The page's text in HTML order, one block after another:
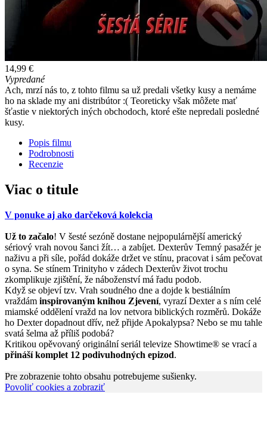
14,99 €
Vypredané
Ach, mrzí nás to, z tohto filmu sa už predali všetky kusy a nemáme
ho na sklade my ani distribútor :( Teoreticky však môžete mať
šťastie v niektorých iných obchodoch, ktoré ešte nepredali posledné
kusy.
Popis filmu
Podrobnosti
Recenzie
Viac o titule
V ponuke aj ako darčeková kolekcia
Už to začalo! V šesté sezóně dostane nejpopulárnější americký
sériový vrah novou šanci žít… a zabíjet. Dexterův Temný pasažér je
naživu a při síle, pořád dokáže držet ve stínu, pracovat i sám pečovat
o syna. Se stínem Trinityho v zádech Dexterův život trochu
zkomplikuje zjištění, že náboženství má řadu podob.
Když se objeví tzv. Vrah soudného dne a dojde k bestiálním
vraždám inspirovaným knihou Zjevení, vyrazí Dexter a s ním celé
miamské oddělení vražd na lov netvora biblických rozměrů. Dokáže
ho Dexter dopadnout dřív, než přijde Apokalypsa? Nebo se mu tahle
svatá šelma až příliš podobá?
Kritikou opěvovaný originální seriál televize Showtime® se vrací a
přináší komplet 12 podivuhodných epizod.
Pre zobrazenie tohto obsahu potrebujeme sušienky.
Povoliť cookies a zobraziť